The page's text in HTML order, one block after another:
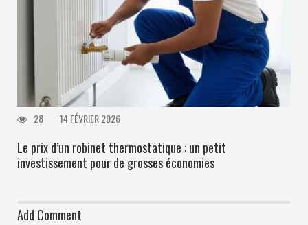
28 14 FÉVRIER 2026
Le prix d’un robinet thermostatique : un petit
investissement pour de grosses économies
Add Comment